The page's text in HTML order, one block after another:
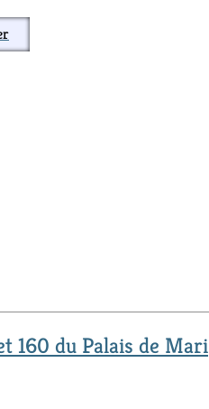
160 du Palais de Mari